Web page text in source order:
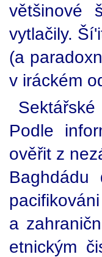
většinové
vytlačily.
(a
v iráckém
Podle
ověřit z
a
etnickým